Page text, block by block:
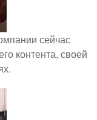
сейчас
контента, своей